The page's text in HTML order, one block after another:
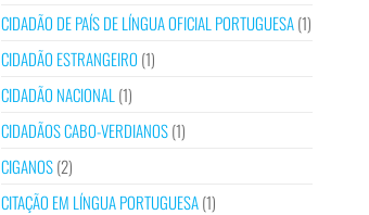
CIDADÃO DE PAÍS DE LÍNGUA OFICIAL PORTUGUESA(1)
CIDADÃO ESTRANGEIRO (1)
CIDADÃO NACIONAL (1)
CIDADÃOS CABO-VERDIANOS(1)
CIGANOS(2)
CITAÇÃO EM LÍNGUA PORTUGUESA(1)